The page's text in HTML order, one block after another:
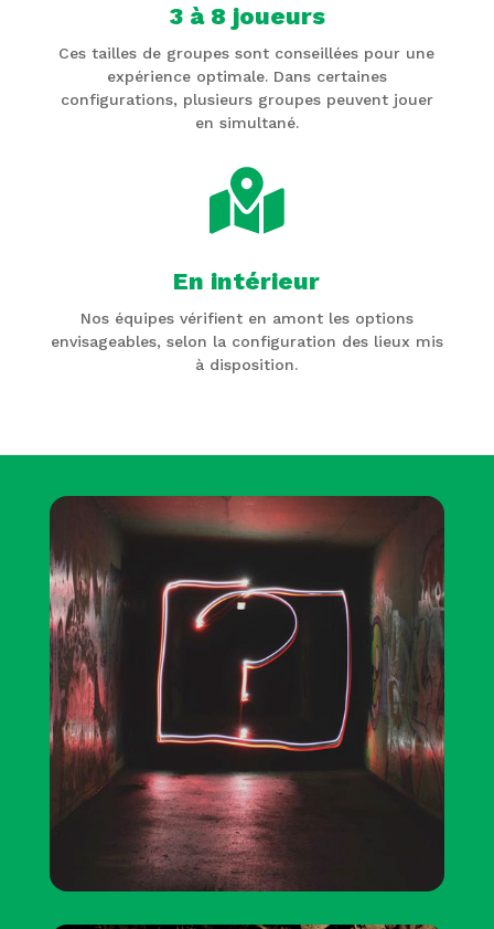
3 à 8 joueurs
Ces tailles de groupes sont conseillées pour une
expérience optimale. Dans certaines
configurations, plusieurs groupes peuvent jouer
en simultané.

En intérieur
Nos équipes vérifient en amont les options
envisageables, selon la configuration des lieux mis
à disposition.